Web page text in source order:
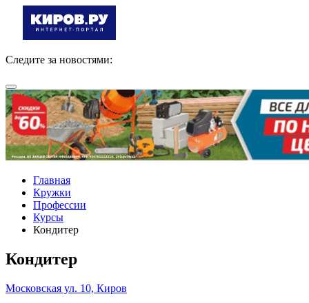
Следите за новостями:
Главная
Кружки
Профессии
Курсы
Кондитер
Кондитер
Московская ул. 10, Киров